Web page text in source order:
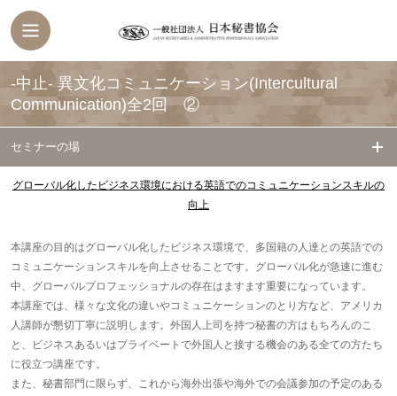
-中止- 異文化コミュニケーション(Intercultural
Communication)全2回 ②
セミナーの場
グローバル化したビジネス環境における英語でのコミュニケーションスキルの
向上
本講座の目的はグローバル化したビジネス環境で、多国籍の人達との英語での
コミュニケーションスキルを向上させることです。グローバル化が急速に進む
中、グローバルプロフェッショナルの存在はますます重要になっています。
本講座では、様々な文化の違いやコミュニケーションのとり方など、アメリカ
人講師が懇切丁寧に説明します。外国人上司を持つ秘書の方はもちろんのこ
と、ビジネスあるいはプライベートで外国人と接する機会のある全ての方たち
に役立つ講座です。
また、秘書部門に限らず、これから海外出張や海外での会議参加の予定のある